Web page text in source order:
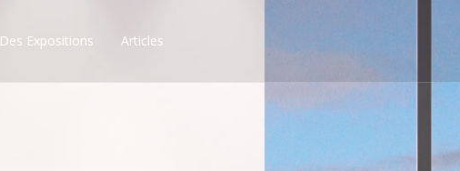
Des Expositions Articles